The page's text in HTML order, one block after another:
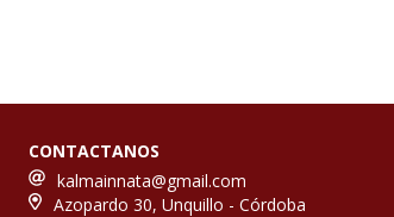
CONTACTANOS
kalmainnata@gmail.com
Azopardo 30, Unquillo - Córdoba